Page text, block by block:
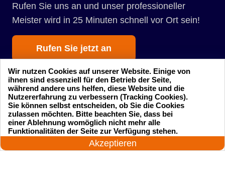
Rufen Sie uns an und unser professioneller
Meister wird in 25 Minuten schnell vor Ort sein!
Rufen Sie jetzt an
Startseite Einsatzgebiete
Preise
24 Stunden am Tag
Akzeptieren
Wir nutzen Cookies auf unserer Website. Einige von
ihnen sind essenziell für den Betrieb der Seite,
während andere uns helfen, diese Website und die
Nutzererfahrung zu verbessern (Tracking Cookies).
Sie können selbst entscheiden, ob Sie die Cookies
zulassen möchten. Bitte beachten Sie, dass bei
einer Ablehnung womöglich nicht mehr alle
Funktionalitäten der Seite zur Verfügung stehen.